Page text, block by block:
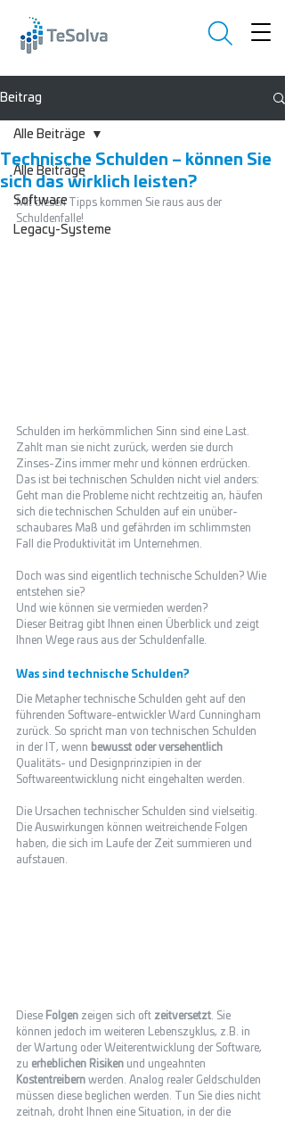
Beitrag
Alle Beiträge
Software
Legacy-Systeme
Alle Beiträge
Technische Schulden – können Sie
sich das wirklich leisten?
Mit diesen Tipps kommen Sie raus aus der
Schuldenfalle!
Schulden im herkömmlichen Sinn sind eine Last.
Zahlt man sie nicht zurück, werden sie durch
Zinses-Zins immer mehr und können erdrücken.
Das ist bei technischen Schulden nicht viel anders:
Geht man die Probleme nicht rechtzeitig an, häufen
sich die technischen Schulden auf ein unüber-
schaubares Maß und gefährden im schlimmsten
Fall die Produktivität im Unternehmen.
Doch was sind eigentlich technische Schulden? Wie
entstehen sie?
Und wie können sie vermieden werden?
Dieser Beitrag gibt Ihnen einen Überblick und zeigt
Ihnen Wege raus aus der Schuldenfalle.
Was sind technische Schulden?
Die Metapher technische Schulden geht auf den
führenden Software-entwickler Ward Cunningham
zurück. So spricht man von technischen Schulden
in der IT, wenn bewusst oder versehentlich
Qualitäts- und Designprinzipien in der
Softwareentwicklung nicht eingehalten werden.
Die Ursachen technischer Schulden sind vielseitig.
Die Auswirkungen können weitreichende Folgen
haben, die sich im Laufe der Zeit summieren und
aufstauen.
Diese Folgen zeigen sich oft zeitversetzt . Sie
können jedoch im weiteren Lebenszyklus, z.B. in
der Wartung oder Weiterentwicklung der Software,
zu erheblichen Risiken und ungeahnten
Kostentreibern werden. Analog realer Geldschulden
müssen diese beglichen werden. Tun Sie dies nicht
zeitnah, droht Ihnen eine Situation, in der die